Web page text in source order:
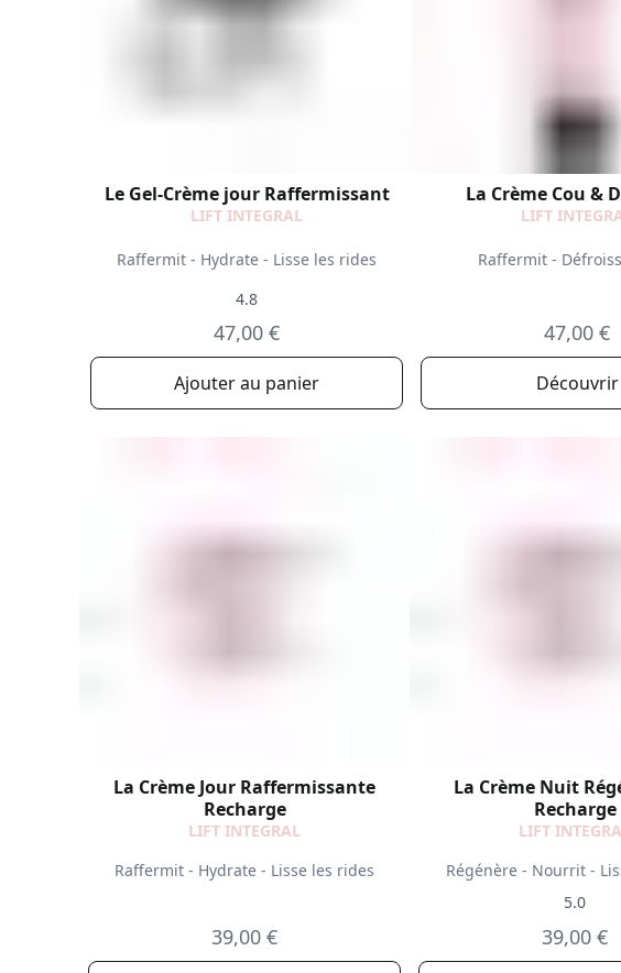
Le Gel-Crème jour Raffermissant
LIFT INTEGRAL
Raffermit - Hydrate - Lisse les rides
4.8
47,00 €
Ajouter au panier
La Crème Cou &
LIFT
Raffermit -
47,00 €
Découvrir
La Crème Jour Raffermissante
Recharge
LIFT INTEGRAL
Raffermit - Hydrate - Lisse les rides
39,00 €
La Crème Nuit
Recharge
LIFT
Régénère - Nourrit -
5.0
39,00 €